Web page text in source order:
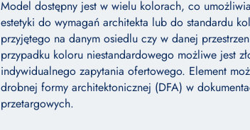
Model dostępny jest w wielu kolorach, co
estetyki do wymagań architekta lub do standardu
przyjętego na danym osiedlu czy w danej
przypadku koloru niestandardowego możliwe jest
indywidualnego zapytania ofertowego. Element
drobnej formy architektonicznej (DFA) w
przetargowych.